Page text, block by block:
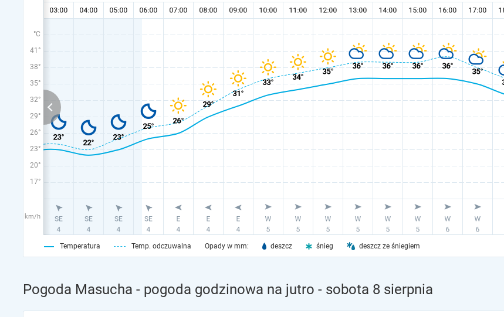
°C
41°
38°
35°
32°
29°
26°
23°
20°
17°
km/h
Temperatura Temp. odczuwalna Opady w mm: deszcz śnieg deszcz ze śniegiem
Pogoda Masucha - pogoda godzinowa na jutro - sobota 8 sierpnia